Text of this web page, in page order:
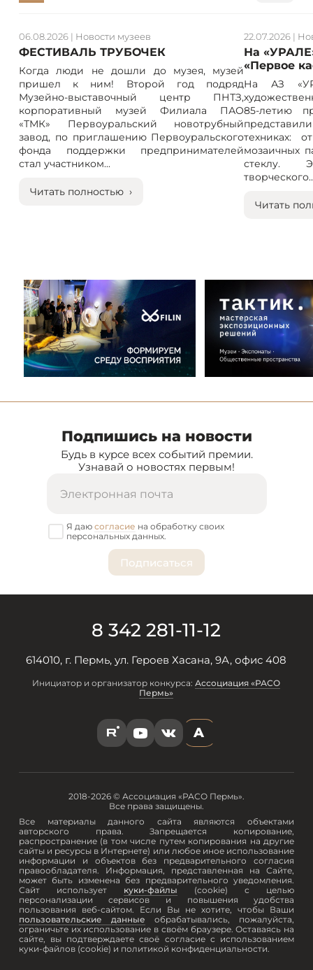
ФЕСТИВАЛЬ ТРУБОЧЕК
06.08.2026| Новости музеев
Когда люди не дошли до музея, музей
пришел к ним! Второй год подряд
Музейно-выставочный центр ПНТЗ,
корпоративный музей Филиала ПАО
«ТМК» Первоуральский новотрубный
завод, по приглашению Первоуральского
фонда поддержки предпринимателей
стал участником...
Читать полностью ›
На
«Первое
22.07.2026 |
На АЗ
85-летию
техниках:
мозаичных
стеклу.
Читать
Подпишись на новости
Будь в курсе всех событий премии.
Узнавай о новостях первым!
Я даю согласие на обработку своих
персональных данных.
8 342 281-11-12
614010, г. Пермь, ул. Героев Хасана, 9А, офис 408
Инициатор и организатор конкурса:Ассоциация «РАСО
Пермь»
R Y V A
2018-2026 © Ассоциация «РАСО Пермь».
Все права защищены.
Все материалы данного сайта являются объектами
авторского права. Запрещается копирование,
распространение (в том числе путем копирования на другие
сайты и ресурсы в Интернете) или любое иное использование
информации и объектов без предварительного согласия
правообладателя. Информация, представленная на Сайте,
может быть изменена без предварительного уведомления.
Сайт использует куки-файлы (cookie) с целью
персонализации сервисов и повышения удобства
пользования веб-сайтом. Если Вы не хотите, чтобы Ваши
пользовательские данные обрабатывались, пожалуйста,
ограничьте их использование в своём браузере. Оставаясь на
сайте, вы подтверждаете своё согласие с использованием
куки-файлов (cookie) и политикой конфиденциальности.